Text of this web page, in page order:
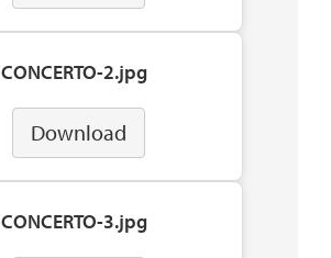
CONCERTO-2.jpg
Download
CONCERTO-3.jpg